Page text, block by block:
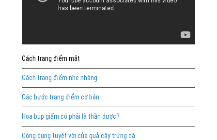
Cách trang điểm mắt
Cách trang điểm nhẹ nhàng
Các bước trang điểm cơ bản
Hoa bụp giấm có phải là thần dược?
Công dụng tuyệt vời của quả cây trứng cá